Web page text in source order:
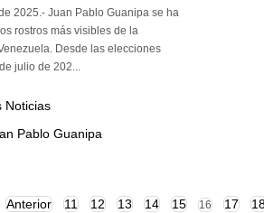
2025.- Juan Pablo Guanipa se ha
rostros más visibles de la
Desde las elecciones
julio de 202...
Noticias
Pablo Guanipa
Anterior 11 12 13 14 15 16 17